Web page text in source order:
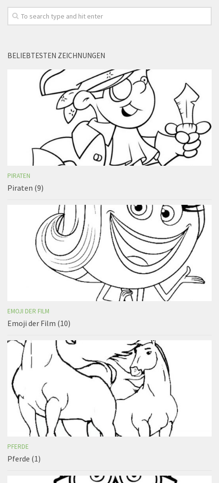
BELIEBTESTEN ZEICHNUNGEN
PIRATEN
Piraten (9)
EMOJI DER FILM
Emoji der Film (10)
PFERDE
Pferde (1)